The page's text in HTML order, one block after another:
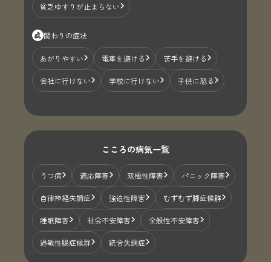
貧乏ゆすりが止まらない
関わりの症状
あがりやすい 電車を避ける 苦手を避ける
会社に行けない 学校に行けない 子供に怒る
こころの病気一覧
うつ病 適応障害 双極性障害 パニック障害
自律神経失調症 強迫性障害 むずむず脚症候群
睡眠障害 社会不安障害 全般性不安障害
過敏性腸症候群 統合失調症